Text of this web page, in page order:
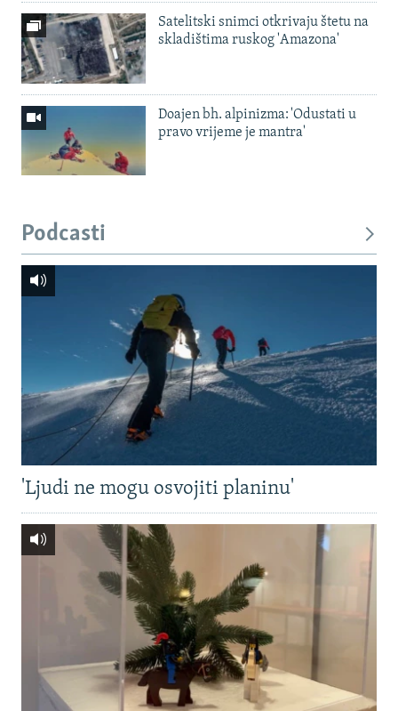
Satelitski snimci otkrivaju štetu na
skladištima ruskog 'Amazona'
Doajen bh. alpinizma: 'Odustati u
pravo vrijeme je mantra'
Podcasti
'Ljudi ne mogu osvojiti planinu'